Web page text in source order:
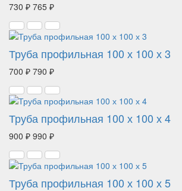
730 ₽ 765 ₽
Труба профильная 100 х 100 х 3
700 ₽ 790 ₽
Труба профильная 100 х 100 х 4
900 ₽ 990 ₽
Труба профильная 100 х 100 х 5